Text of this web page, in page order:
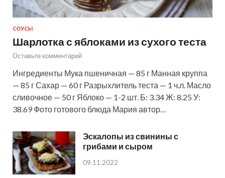
СОУСЫ
Шарлотка с яблоками из сухого теста
Оставьте комментарий
Ингредиенты Мука пшеничная — 85 г Манная круппа
— 85 г Сахар — 60 г Разрыхлитель теста — 1 ч.л. Масло
сливочное — 50 г Яблоко — 1-2 шт. Б: 3.34 Ж: 8.25 У:
38.69 Фото готового блюда Мария автор…
Эскалопы из свинины с
грибами и сыром
09.11.2022